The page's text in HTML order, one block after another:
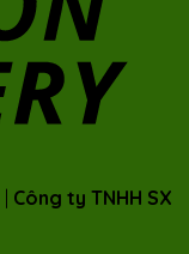
Công ty TNHH SX